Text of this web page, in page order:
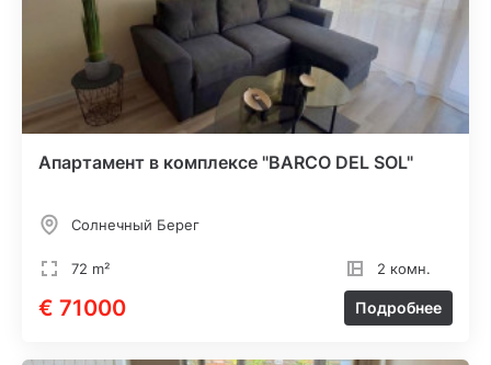
Апартамент в комплексе "BARCO DEL SOL"
Солнечный Берег
72 m² 2 комн.
€ 71000 Подробнее